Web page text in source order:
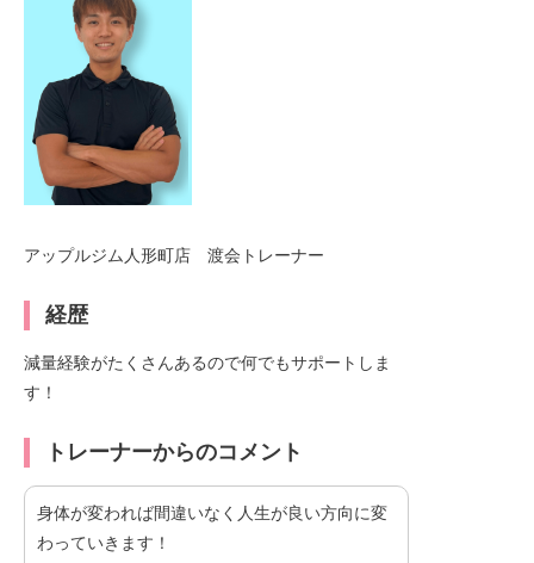
アップルジム人形町店 渡会トレーナー
経歴
減量経験がたくさんあるので何でもサポートしま
す！
トレーナーからのコメント
身体が変われば間違いなく人生が良い方向に変
わっていきます！